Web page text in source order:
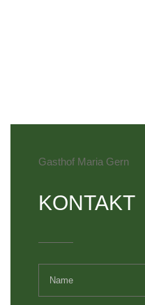
Gasthof Maria Gern
KONTAKT